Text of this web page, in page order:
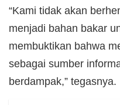
“Kami tidak akan
menjadi bahan bakar
membuktikan bahwa
sebagai sumber
berdampak,” tegasnya.